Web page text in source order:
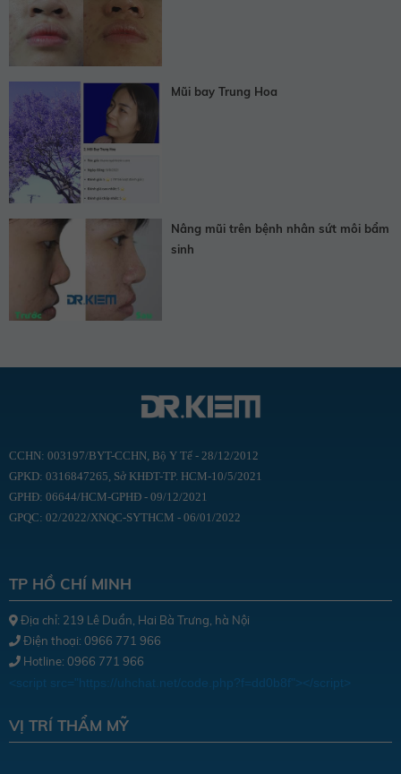
Mũi bay Trung Hoa
Nâng mũi trên bệnh nhân sứt môi bẩm
sinh
CCHN: 003197/BYT-CCHN, Bộ Y Tế - 28/12/2012
GPKD: 0316847265, Sở KHĐT-TP. HCM-10/5/2021
GPHĐ: 06644/HCM-GPHĐ - 09/12/2021
GPQC: 02/2022/XNQC-SYTHCM - 06/01/2022
TP HỒ CHÍ MINH
Địa chỉ: 219 Lê Duẩn, Hai Bà Trưng, hà Nội
Điện thoại: 0966 771 966
Hotline: 0966 771 966
<script src="https://uhchat.net/code.php?f=dd0b8f"></script>
VỊ TRÍ THẨM MỸ